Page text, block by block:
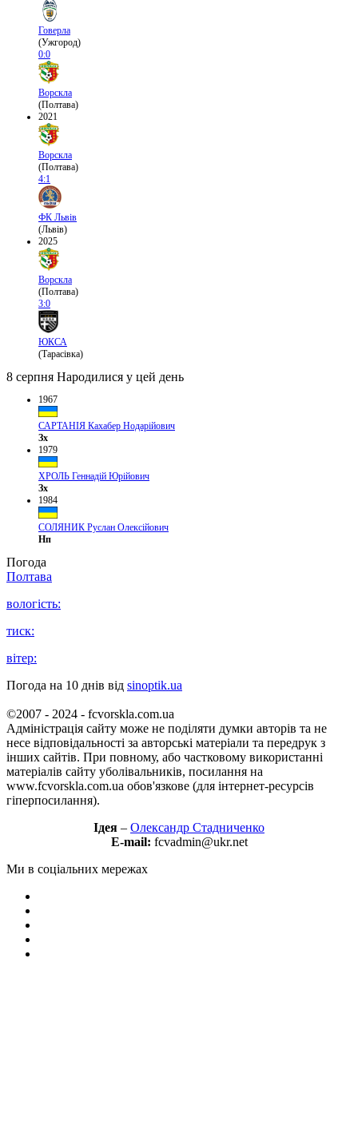
Говерла
(Ужгород)
0:0
Ворскла
(Полтава)
2021
Ворскла
(Полтава)
4:1
ФК Львів
(Львів)
2025
Ворскла
(Полтава)
3:0
ЮКСА
(Тарасівка)
8 серпня Народилися у цей день
1967
САРТАНІЯ Кахабер Нодарійович
Зх
1979
ХРОЛЬ Геннадій Юрійович
Зх
1984
СОЛЯНИК Руслан Олексійович
Нп
Погода
Полтава
вологість:
тиск:
вітер:
Погода на 10 днів від sinoptik.ua
©2007 - 2024 - fcvorskla.com.ua
Адміністрація сайту може не поділяти думки авторів та не
несе відповідальності за авторські матеріали та передрук з
інших сайтів. При повному, або частковому використанні
матеріалів сайту уболівальників, посилання на
www.fcvorskla.com.ua обов'язкове (для інтернет-ресурсів
гіперпосилання).
Ідея – Олександр Стадниченко
E-mail: fcvadmin@ukr.net
Ми в соціальних мережах